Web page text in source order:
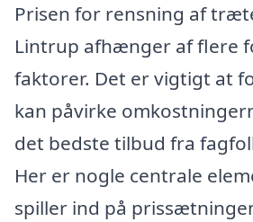
Prisen for rensning af
Lintrup afhænger af flere
faktorer. Det er vigtigt at
kan påvirke
det bedste tilbud fra
Her er nogle centrale
spiller ind på